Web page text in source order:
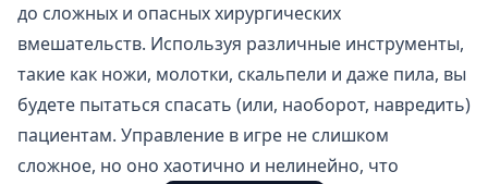
до сложных и опасных хирургических
вмешательств. Используя различные инструменты,
такие как ножи, молотки, скальпели и даже пила, вы
будете пытаться спасать (или, наоборот, навредить)
пациентам. Управление в игре не слишком
сложное, но оно хаотично и нелинейно, что